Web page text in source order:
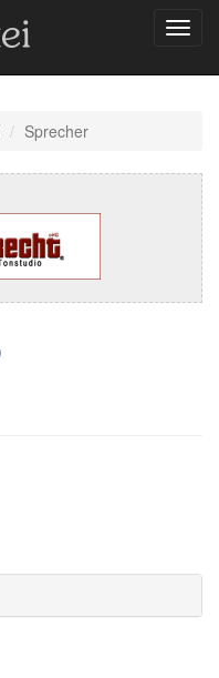
Sprecher